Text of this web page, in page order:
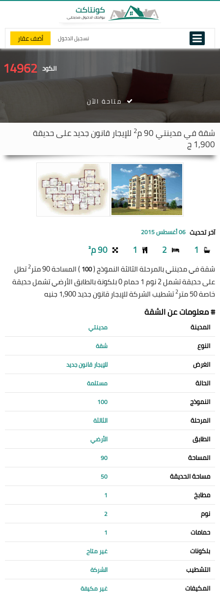
تسجيل الدخول أضف عقار
الكود 14962
شقة فيمدينتي 2 للإيجار قانون جديد على حديقة
1,900 ج
متاحة الآن
آخر تحديث 06 أغسطس 2015
1
2
1 90 م²
شقة في مدينتي بالمرحلة الثالثة النموذج (100) المساحة 90 متر 2تطل
على حديقة تشمل 2 نوم 1 حمام 0 بلكونة بالطابق الأرضي تشمل حديقة
خاصة 50 متر
2تشطيب الشركة للإيجار قانون جديد 1,900 جنيه
# معلومات عن الشقة
المدينة مدينتي
النوع شقة
الغرض للإيجار قانون جديد
الحالة مستلمة
النموذج 100
المرحلة الثالثة
الطابق الأرضي
المساحة 90
مساحة الحديقة 50
مطابخ 1
نوم 2
حمامات 1
بلكونات غير متاح
التشطيب الشركة
المكيفات غير مكيفة